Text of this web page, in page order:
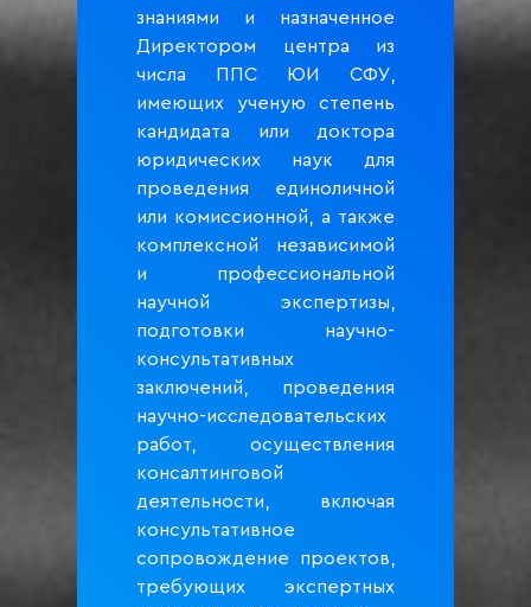
знаниями и назначенное
Директором центра из
числа ППС ЮИ СФУ,
имеющих ученую степень
кандидата или доктора
юридических наук для
проведения единоличной
или комиссионной, а также
комплексной независимой
и профессиональной
научной экспертизы,
подготовки научно-
консультативных
заключений, проведения
научно-исследовательских
работ, осуществления
консалтинговой
деятельности, включая
консультативное
сопровождение проектов,
требующих экспертных